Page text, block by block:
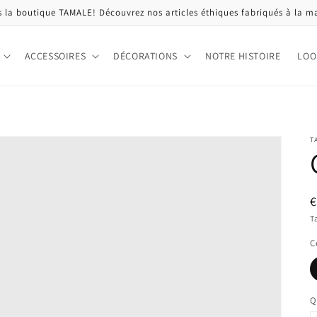
la boutique TAMALE! Découvrez nos articles éthiques fabriqués à la
ACCESSOIRES DÉCORATIONS NOTRE HISTOIRE